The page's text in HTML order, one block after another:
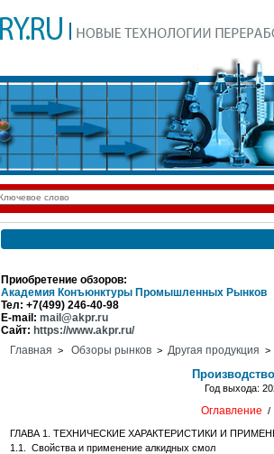
Приобретение обзоров:
Академия Конъюнктуры Промышленных Рынков
Тел: +7(499) 246-40-98
E-mail: mail@akpr.ru
Сайт: https://www.akpr.ru/
Главная > Обзоры рынков > Другая продукция >
Год выхода:
Оглавление /
ГЛАВА 1. ТЕХНИЧЕСКИЕ ХАРАКТЕРИСТИКИ И
1.1.
Свойства и применение алкидных смол